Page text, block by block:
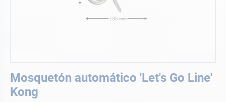
Mosquetón automático 'Let's Go Line'
Kong
al
comienzo
de